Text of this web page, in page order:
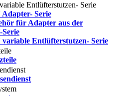
Entlüfterstutzen- Serie
Serie
für Adapter aus der
Entlüfterstutzen- Serie